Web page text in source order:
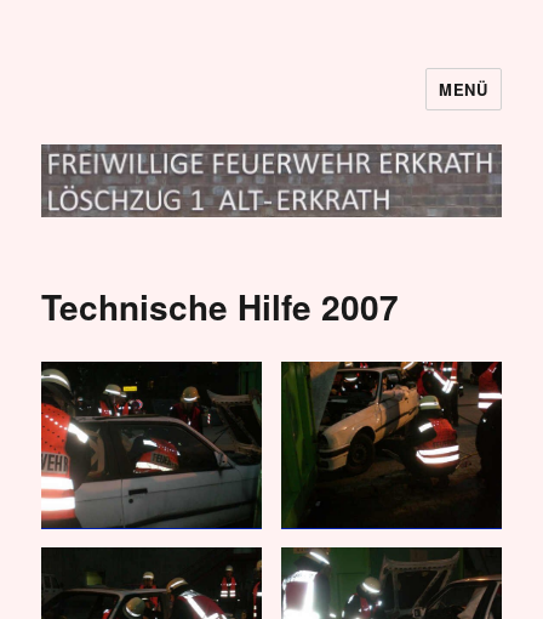
MENÜ
Technische Hilfe 2007